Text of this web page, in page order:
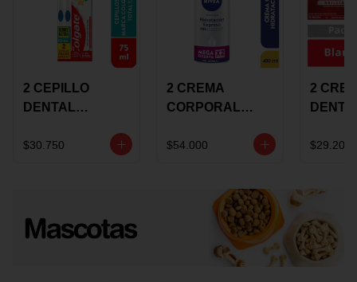
2 CEPILLO
DENTAL
+CREMA
$30.750
2 CREMA
CORPORAL
EXPRESS
OFERTA
$54.000
2
$29.200